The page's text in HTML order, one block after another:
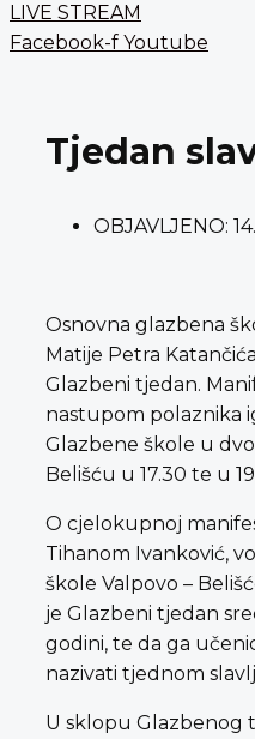
LIVE STREAM
Facebook-f Youtube
Tjedan
OBJAVLJENO:
Osnovna glazbena
Matije Petra
Glazbeni tjedan.
nastupom polaznika
Glazbene škole u
Belišću u 17.30 te u
O cjelokupnoj
Tihanom Ivanković,
škole Valpovo –
je Glazbeni tjedan
godini, te da ga
nazivati tjednom
U sklopu Glazbenog